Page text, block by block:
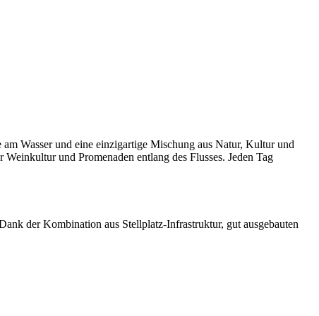
Wasser und eine einzigartige Mischung aus Natur, Kultur und
und Promenaden entlang des Flusses. Jeden Tag
der Kombination aus Stellplatz-Infrastruktur, gut ausgebauten